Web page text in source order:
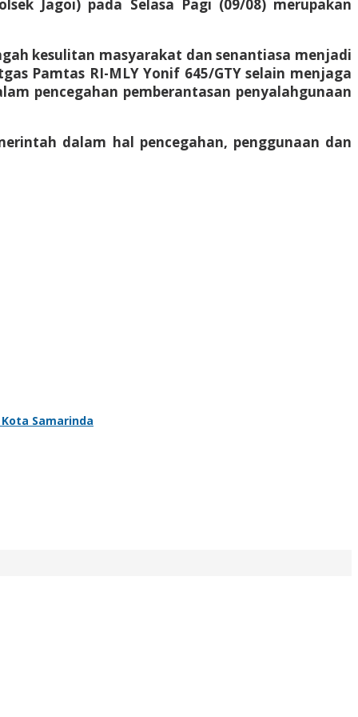
Jagoi) pada Selasa Pagi (09/08) merupakan
kesulitan masyarakat dan senantiasa menjadi
Pamtas RI-MLY Yonif 645/GTY selain menjaga
pencegahan pemberantasan penyalahgunaan
dalam hal pencegahan, penggunaan dan
Samarinda